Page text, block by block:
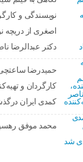
نویسندگی و
اصغری از دریچه
دکتر عبدالرضا
حمیدرضا
کارگردان و
کمدی ایران
محمد موفق